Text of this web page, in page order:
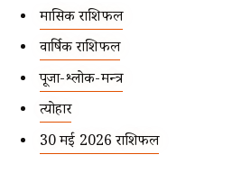
मासिक राशिफल
वार्षिक राशिफल
पूजा-श्लोक-मन्त्र
त्योहार
30 मई 2026 राशिफल